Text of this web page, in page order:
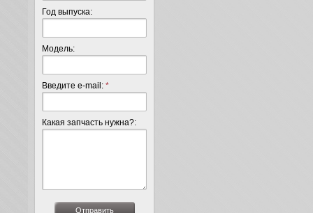
Год выпуска:
Модель:
Введите e-mail: *
Какая запчасть нужна?: